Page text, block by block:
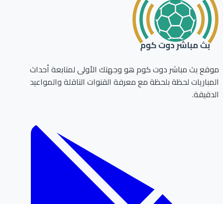
موقع بث مباشر دوت كوم هو وجهتك الأولى لمتابعة أحداث
المباريات لحظة بلحظة مع معرفة القنوات الناقلة والمواعيد
الدقيقة.